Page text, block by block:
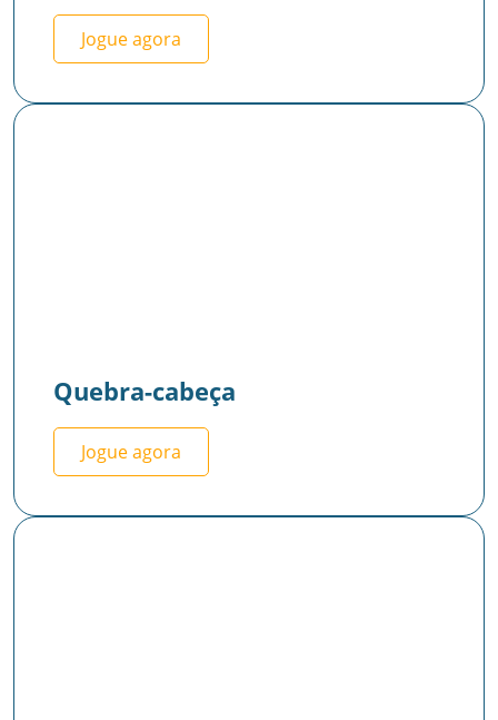
Jogue agora
Quebra-cabeça
Jogue agora